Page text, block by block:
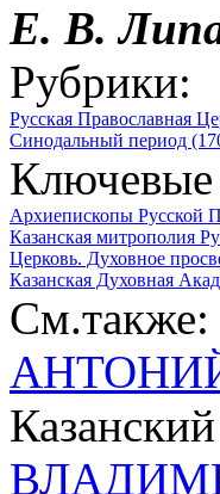
Е. В.
Рубрики:
Русская Православная
Синодальный период
Ключевые
Архиепископы Русской
Казанская митрополия
Церковь. Духовное
Казанская Духовная
См.также: